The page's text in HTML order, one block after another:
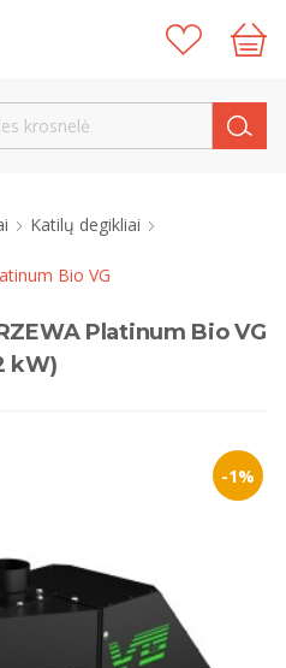
Katilų degikliai
Bio VG
Platinum Bio VG
kW)
-1%